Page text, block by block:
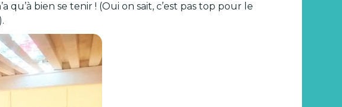
qu’à bien se tenir ! (Oui on sait, c’est pas top pour le
).